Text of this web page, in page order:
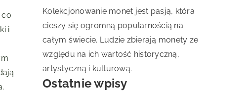
co
i
Kolekcjonowanie monet jest pasją, która
cieszy się ogromną popularnością na
całym świecie. Ludzie zbierają monety ze
względu na ich wartość historyczną,
artystyczną i kulturową.
Ostatnie wpisy